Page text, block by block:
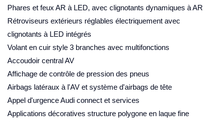
Phares et feux AR à LED, avec clignotants dynamiques à AR
Rétroviseurs extérieurs réglables électriquement avec
clignotants à LED intégrés
Volant en cuir style 3 branches avec multifonctions
Accoudoir central AV
Affichage de contrôle de pression des pneus
Airbags latéraux à l'AV et système d'airbags de tête
Appel d'urgence Audi connect et services
Applications décoratives structure polygone en laque fine